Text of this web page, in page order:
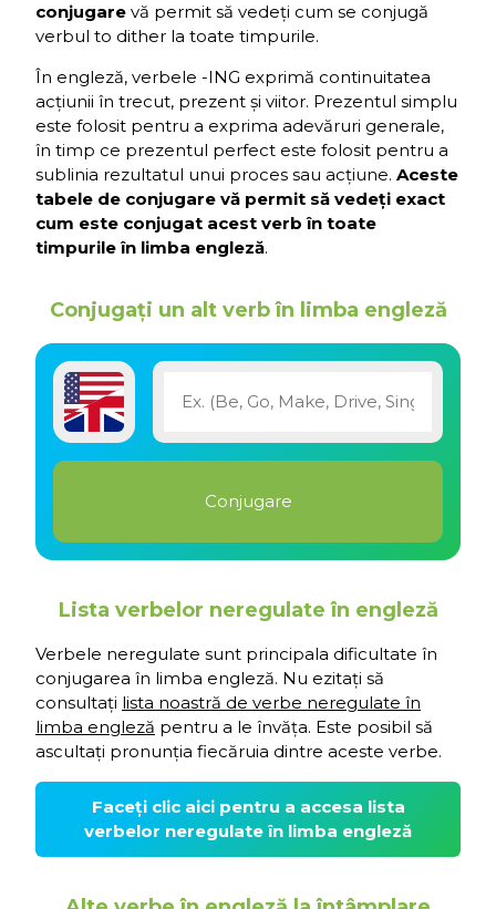
conjugare vă permit să vedeți cum se conjugă
verbul to dither la toate timpurile.
În engleză, verbele -ING exprimă continuitatea
acțiunii în trecut, prezent și viitor. Prezentul simplu
este folosit pentru a exprima adevăruri generale,
în timp ce prezentul perfect este folosit pentru a
sublinia rezultatul unui proces sau acțiune. Aceste
tabele de conjugare vă permit să vedeți exact
cum este conjugat acest verb în toate
timpurile în limba engleză.
Conjugați un alt verb în limba engleză
Lista verbelor neregulate în engleză
Verbele neregulate sunt principala dificultate în
conjugarea în limba engleză. Nu ezitați să
consultați lista noastră de verbe neregulate în
limba engleză pentru a le învăța. Este posibil să
ascultați pronunția fiecăruia dintre aceste verbe.
Faceți clic aici pentru a accesa lista
verbelor neregulate în limba engleză